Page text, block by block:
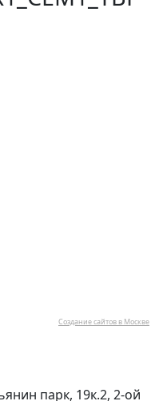
Создание сайтов в Москве
парк, 19к.2, 2-ой